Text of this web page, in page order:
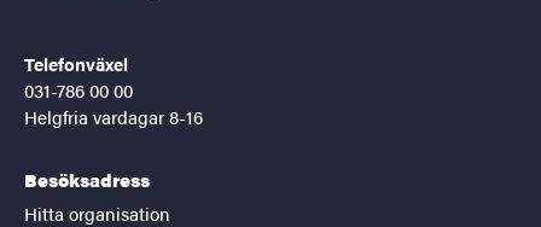
Telefonväxel
031-786 00 00
Helgfria vardagar 8-16
Besöksadress
Hitta organisation